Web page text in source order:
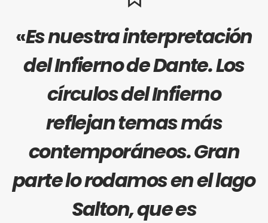
«Es nuestra interpretación
del Infierno deDante. Los
círculos del Infierno
reflejan temas más
contemporáneos. Gran
parte lo rodamos en el lago
Salton, que es